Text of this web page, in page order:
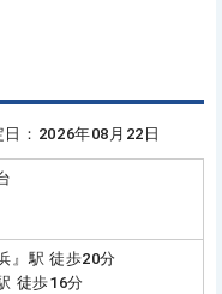
：2026年08月22日
』駅 徒歩20分
徒歩16分